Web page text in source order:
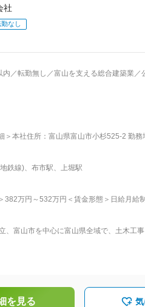
社
なし
／転勤無し／富山を支える総合建築業／公
がメインであり、付帯工事や除雪、公園の維持管理等
・2級や、各種重機の免許取得など、土木
経験と確かな技術で、富山の未来・地域
＞本社住所：富山県富山市小杉525-2 勤
鉄線)、布市駅、上堀駅
382万円～532万円＜賃金形態＞日給月
金額は選考を通じて上下する可能性があ
、富山市を中心に富山県全域で、土木工
を見る